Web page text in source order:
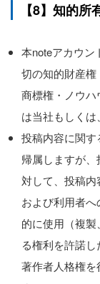
【8】知的所
本noteアカウン
切の知的財産権
商標権・ノウハ
は当社もしくは
投稿内容に関
帰属しますが
対して、投稿
および利用者
的に使用（複
る権利を許諾し
著作者人格権を